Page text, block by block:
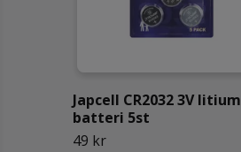
Japcell CR2032 3V litium
batteri 5st
49 kr